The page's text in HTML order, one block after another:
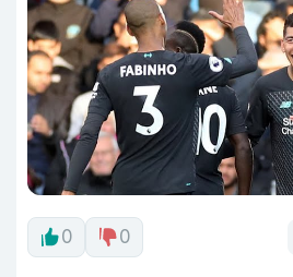
0 0